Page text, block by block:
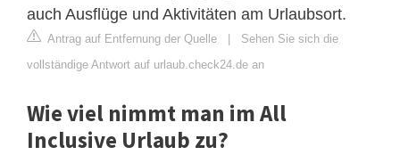
auch Ausflüge und Aktivitäten am Urlaubsort.
Antrag auf Entfernung der Quelle | Sehen Sie sich die
vollständige Antwort auf urlaub.check24.de an
Wie viel nimmt man im All
Inclusive Urlaub zu?